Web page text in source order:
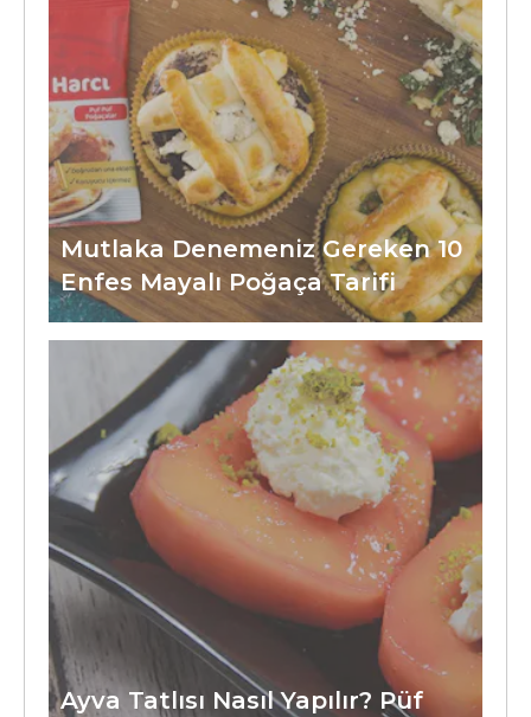
Mutlaka Denemeniz Gereken 10
Enfes Mayalı Poğaça Tarifi
Ayva Tatlısı Nasıl Yapılır? Püf